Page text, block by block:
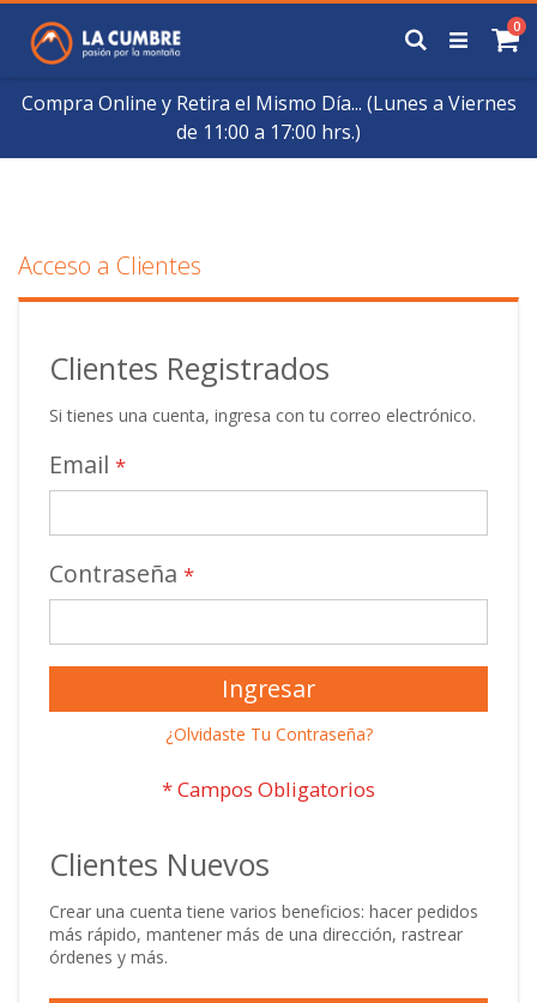
Compra Online y Retira el Mismo Día... (Lunes a Viernes
de 11:00 a 17:00 hrs.)
Contenido
0
Buscar
Acceso a Clientes
Clientes Registrados
Si tienes una cuenta, ingresa con tu correo electrónico.
Email
Contraseña
Ingresar
¿Olvidaste Tu Contraseña?
Clientes Nuevos
Crear una cuenta tiene varios beneficios: hacer pedidos
más rápido, mantener más de una dirección, rastrear
órdenes y más.